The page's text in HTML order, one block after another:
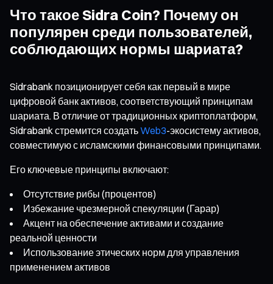
Что такое Sidra Coin? Почему он
популярен среди пользователей,
соблюдающих нормы шариата?
Sidrabank позиционирует себя как первый в мире
цифровой банк активов, соответствующий принципам
шариата. В отличие от традиционных криптоплатформ,
Sidrabank стремится создатьWeb3-экосистему активов,
совместимую с исламскими финансовыми принципами.
Его ключевые принципы включают:
Отсутствие рибы (процентов)
Избежание чрезмерной спекуляции (Гарар)
Акцент на обеспечение активами и создание
реальной ценности
Использование этических норм для управления
применением активов